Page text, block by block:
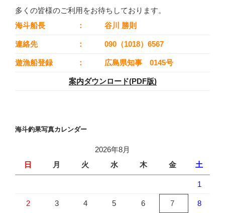
多くの皆様のご利用をお待ちしております。
海斗船長
： 谷川 勝則
連絡先 ： 090（1018）6567
遊漁船登録 ： 広島県知事 0145号
案内ダウンロード(PDF版)
海斗釣果写真カレンダー
2026年8月
日
月 火 水 木 金 土
1
2 3 4 5 6 7 8